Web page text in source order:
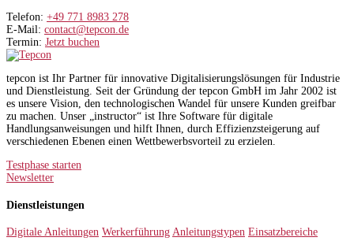
Telefon: +49 771 8983 278
E-Mail: contact@tepcon.de
Termin: Jetzt buchen
tepcon ist Ihr Partner für innovative Digitalisierungslösungen für Industrie
und Dienstleistung. Seit der Gründung der tepcon GmbH im Jahr 2002 ist
es unsere Vision, den technologischen Wandel für unsere Kunden greifbar
zu machen. Unser „instructor“ ist Ihre Software für digitale
Handlungsanweisungen und hilft Ihnen, durch Effizienzsteigerung auf
verschiedenen Ebenen einen Wettbewerbsvorteil zu erzielen.
Testphase starten
Newsletter
Dienstleistungen
Digitale Anleitungen Werkerführung Anleitungstypen Einsatzbereiche